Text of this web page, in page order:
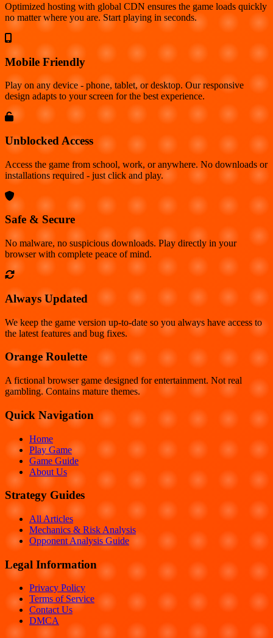
Optimized hosting with global CDN ensures the game loads quickly
no matter where you are. Start playing in seconds.
Mobile Friendly
Play on any device - phone, tablet, or desktop. Our responsive
design adapts to your screen for the best experience.
Unblocked Access
Access the game from school, work, or anywhere. No downloads or
installations required - just click and play.
Safe & Secure
No malware, no suspicious downloads. Play directly in your
browser with complete peace of mind.
Always Updated
We keep the game version up-to-date so you always have access to
the latest features and bug fixes.
Orange Roulette
A fictional browser game designed for entertainment. Not real
gambling. Contains mature themes.
Quick Navigation
Home
Play Game
Game Guide
About Us
Strategy Guides
All Articles
Mechanics & Risk Analysis
Opponent Analysis Guide
Legal Information
Privacy Policy
Terms of Service
Contact Us
DMCA